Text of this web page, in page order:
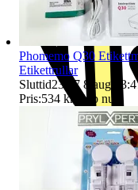
Phomemo Q30
Etikettrullar
Sluttid23:47 8 aug
Pris:534 kr Köp nu